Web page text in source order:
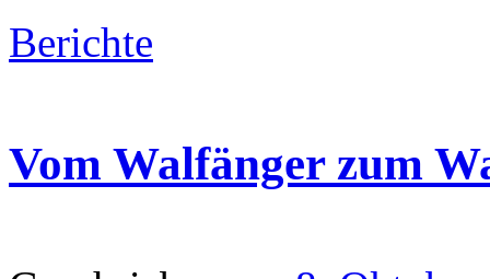
Berichte
Vom Walfänger zum